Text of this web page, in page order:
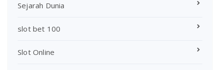
Sejarah Dunia
slot bet 100
Slot Online